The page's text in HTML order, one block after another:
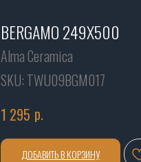
BERGAMO 249X500
Alma Ceramica
SKU: TWU09BGM017
1 295 р.
ДОБАВИТЬ В КОРЗИНУ